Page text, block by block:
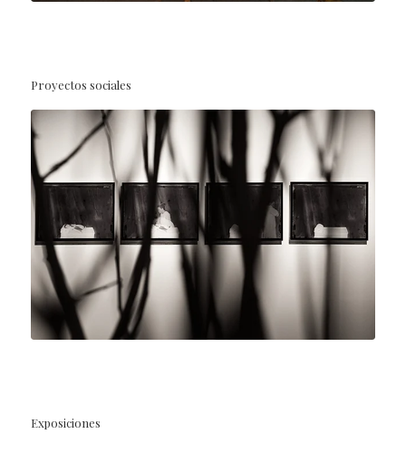
Proyectos sociales
Exposiciones